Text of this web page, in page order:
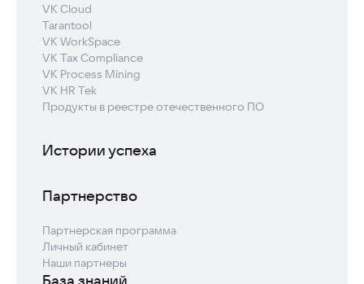
VK Cloud
Tarantool
VK WorkSpace
VK Tax Compliance
VK Process Mining
VK HR Tek
Продукты в реестре отечественного ПО
Истории успеха
Партнерство
Партнерская программа
Личный кабинет
Наши партнеры
База знаний